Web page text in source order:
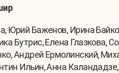
Юрий Баженов, Ирина
Бутрис, Елена Глазкова,
Андрей Ермолинский,
Ильин, Анна